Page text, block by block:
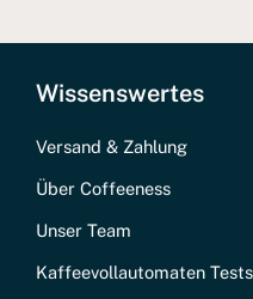
Wissenswertes
Versand & Zahlung
Über Coffeeness
Unser Team
Kaffeevollautomaten Tests